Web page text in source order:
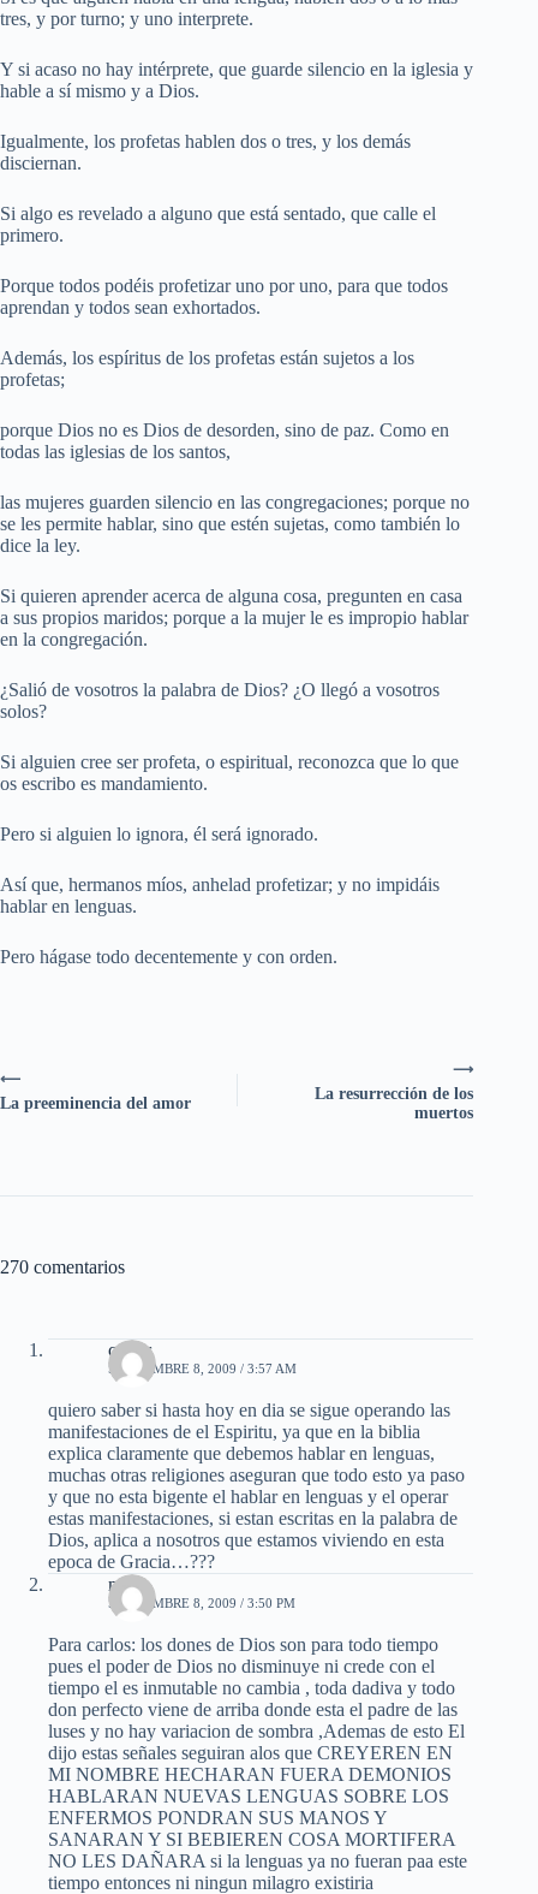
tres, y por turno; y uno interprete.
Y si acaso no hay intérprete, que guarde silencio en la iglesia y
hable a sí mismo y a Dios.
Igualmente, los profetas hablen dos o tres, y los demás
disciernan.
Si algo es revelado a alguno que está sentado, que calle el
primero.
Porque todos podéis profetizar uno por uno, para que todos
aprendan y todos sean exhortados.
Además, los espíritus de los profetas están sujetos a los
profetas;
porque Dios no es Dios de desorden, sino de paz. Como en
todas las iglesias de los santos,
las mujeres guarden silencio en las congregaciones; porque no
se les permite hablar, sino que estén sujetas, como también lo
dice la ley.
Si quieren aprender acerca de alguna cosa, pregunten en casa
a sus propios maridos; porque a la mujer le es impropio hablar
en la congregación.
¿Salió de vosotros la palabra de Dios? ¿O llegó a vosotros
solos?
Si alguien cree ser profeta, o espiritual, reconozca que lo que
os escribo es mandamiento.
Pero si alguien lo ignora, él será ignorado.
Así que, hermanos míos, anhelad profetizar; y no impidáis
hablar en lenguas.
Pero hágase todo decentemente y con orden.
⟶
La resurrección de los
muertos
⟵
La preeminencia del amor
270 comentarios
carlos
SEPTIEMBRE 8, 2009 / 3:57 AM
quiero saber si hasta hoy en dia se sigue operando las
manifestaciones de el Espiritu, ya que en la biblia
explica claramente que debemos hablar en lenguas,
muchas otras religiones aseguran que todo esto ya paso
y que no esta bigente el hablar en lenguas y el operar
estas manifestaciones, si estan escritas en la palabra de
Dios, aplica a nosotros que estamos viviendo en esta
epoca de Gracia…???
mael
SEPTIEMBRE 8, 2009 / 3:50 PM
Para carlos: los dones de Dios son para todo tiempo
pues el poder de Dios no disminuye ni crede con el
tiempo el es inmutable no cambia , toda dadiva y todo
don perfecto viene de arriba donde esta el padre de las
luses y no hay variacion de sombra ,Ademas de esto El
dijo estas señales seguiran alos que CREYEREN EN
MI NOMBRE HECHARAN FUERA DEMONIOS
HABLARAN NUEVAS LENGUAS SOBRE LOS
ENFERMOS PONDRAN SUS MANOS Y
SANARAN Y SI BEBIEREN COSA MORTIFERA
NO LES DAÑARA si la lenguas ya no fueran paa este
tiempo entonces ni ningun milagro existiria